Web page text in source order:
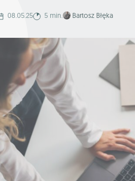
08.05.25 5 min. Bartosz Błęka